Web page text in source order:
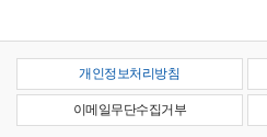
개인정보처리방침
이메일무단수집거부